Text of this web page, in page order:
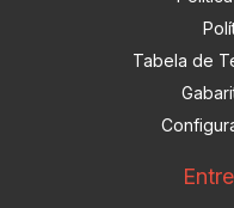
Tabela de